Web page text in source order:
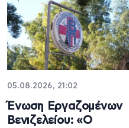
05.08.2026, 21:02
Ένωση Εργαζομένων
Βενιζελείου: «Ο